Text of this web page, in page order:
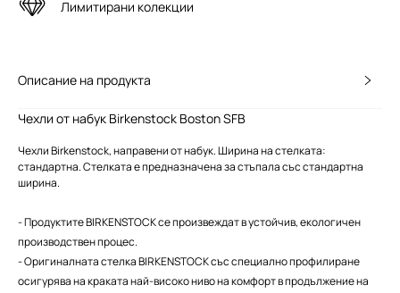
Лимитирани колекции
Описание на продукта
Чехли от набук Birkenstock Boston SFB
Чехли Birkenstock, направени от набук. Ширина на стелката:
стандартна. Стелката е предназначена за стъпала със стандартна
ширина.
- Продуктите BIRKENSTOCK се произвеждат в устойчив, екологичен
производствен процес.
- Оригиналната стелка BIRKENSTOCK със специално профилиране
осигурява на краката най-високо ниво на комфорт в продължение на